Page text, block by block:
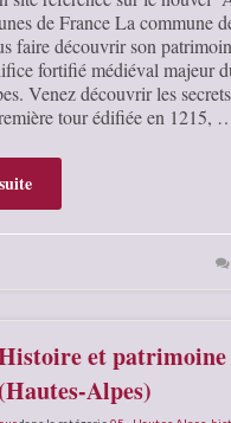
de France La commune
faire découvrir son
fortifié médiéval majeur
Venez découvrir les
tour édifiée en 1215,
et patrimoine
(Hautes-Alpes)